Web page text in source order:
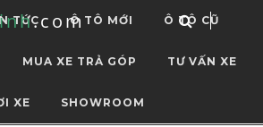
TỨC Ô TÔ MỚI Ô TÔ CŨ
MUA XE TRẢ GÓP TƯ VẤN XE
XE SHOWROOM
.com